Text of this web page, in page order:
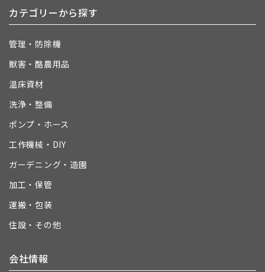
カテゴリーから探す
管理・防除機
獣害・酪農用品
温床資材
洗浄・整備
ポンプ・ホース
工作機械・DIY
ガーデニング・造園
加工・保管
運搬・包装
住設・その他
会社情報